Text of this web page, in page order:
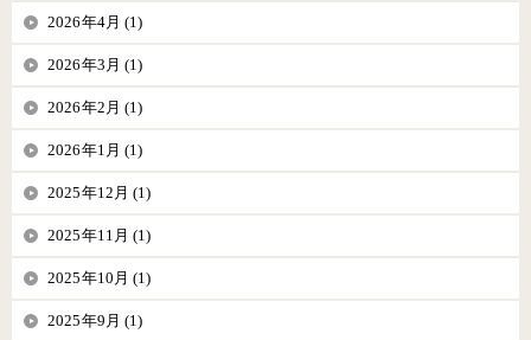
2026年4月 (1)
2026年3月 (1)
2026年2月 (1)
2026年1月 (1)
2025年12月 (1)
2025年11月 (1)
2025年10月 (1)
2025年9月 (1)